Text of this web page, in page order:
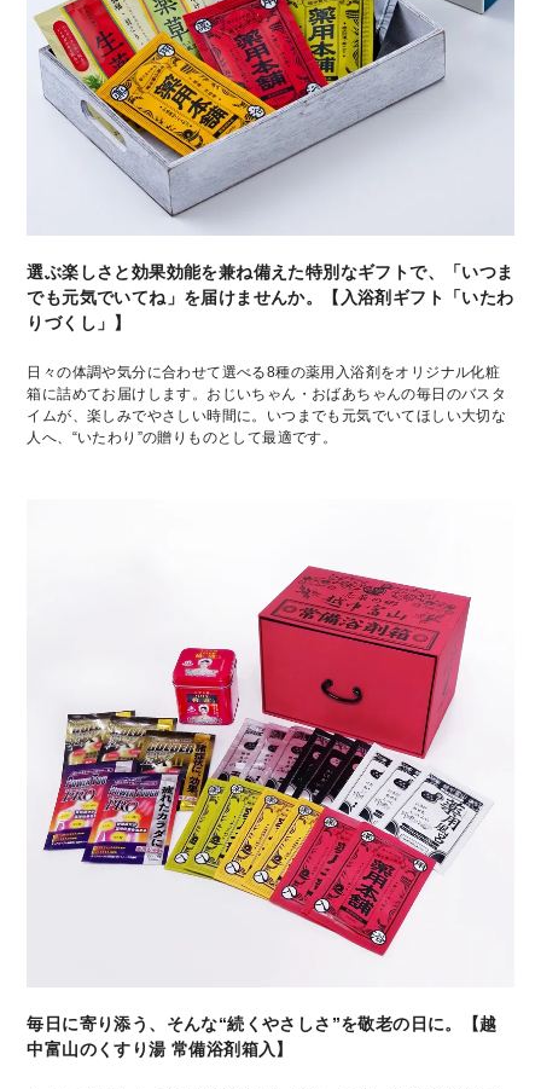
選ぶ楽しさと効果効能を兼ね備えた特別なギフトで、「いつま
でも元気でいてね」を届けませんか。【入浴剤ギフト「いたわ
りづくし」】
日々の体調や気分に合わせて選べる8種の薬用入浴剤をオリジナル化粧
箱に詰めてお届けします。おじいちゃん・おばあちゃんの毎日のバスタ
イムが、楽しみでやさしい時間に。いつまでも元気でいてほしい大切な
人へ、“いたわり”の贈りものとして最適です。
毎日に寄り添う、そんな“続くやさしさ”を敬老の日に。【越
中富山のくすり湯 常備浴剤箱入】